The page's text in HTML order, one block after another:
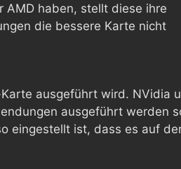
AMD haben, stellt diese ihre
die bessere Karte nicht
ausgeführt wird. NVidia
ausgeführt werden
eingestellt ist, dass es auf